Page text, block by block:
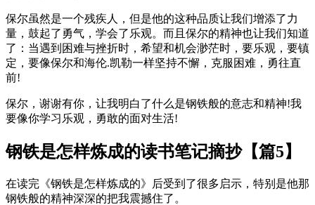
保尔虽然是一个残疾人，但是他的这种品质让我们增添了力
量，鼓起了勇气，学会了乐观。而且保尔的精神也让我们知道
了：当遇到困难与挫折时，希望和机会渺茫时，要乐观，要镇
定，要像保尔和海伦.凯勒一样坚持不懈，克服困难，勇往直
前!
保尔，谢谢有你，让我明白了什么是钢铁般的意志和精神!我
要像你学习乐观，勇敢的面对生活!
钢铁是怎样炼成的读书笔记摘抄【篇5】
在读完《钢铁是怎样炼成的》后受到了很多启示，特别是他那
钢铁般的精神深深的把我震撼住了。